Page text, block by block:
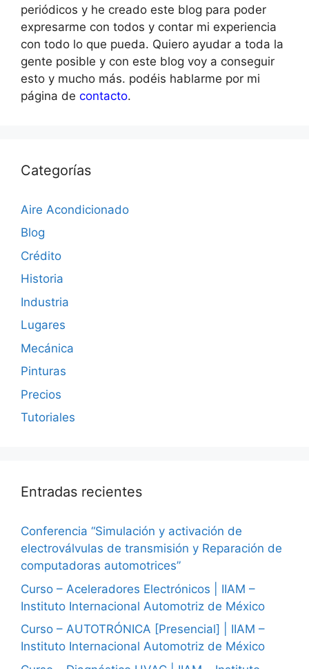
periódicos y he creado este blog para poder
expresarme con todos y contar mi experiencia
con todo lo que pueda. Quiero ayudar a toda la
gente posible y con este blog voy a conseguir
esto y mucho más. podéis hablarme por mi
página de contacto.
Categorías
Aire Acondicionado
Blog
Crédito
Historia
Industria
Lugares
Mecánica
Pinturas
Precios
Tutoriales
Entradas recientes
Conferencia “Simulación y activación de
electroválvulas de transmisión y Reparación de
computadoras automotrices”
Curso – Aceleradores Electrónicos | IIAM –
Instituto Internacional Automotriz de México
Curso – AUTOTRÓNICA [Presencial] | IIAM –
Instituto Internacional Automotriz de México